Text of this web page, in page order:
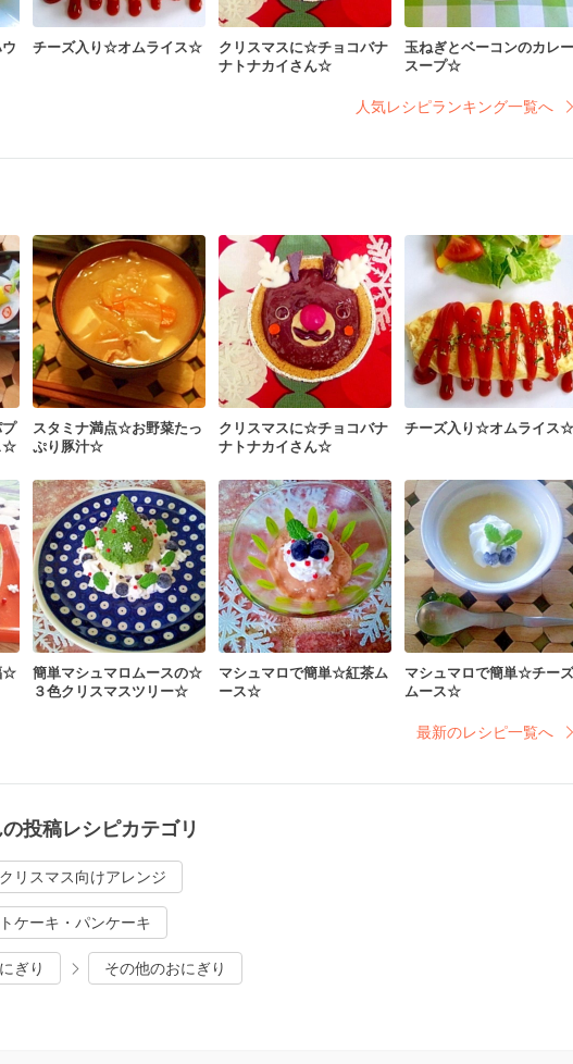
チーズ入り☆オムライス☆
クリスマスに☆チョコバナ
ナトナカイさん☆
玉ねぎとベーコンのカレー
スープ☆
人気レシピランキング一覧へ
☆
スタミナ満点☆お野菜たっ
ぷり豚汁☆
クリスマスに☆チョコバナ
ナトナカイさん☆
チーズ入り☆オムライス☆
☆
簡単マシュマロムースの☆
３色クリスマスツリー☆
マシュマロで簡単☆紅茶ム
ース☆
マシュマロで簡単☆チーズ
ムース☆
最新のレシピ一覧へ
投稿レシピカテゴリ
クリスマス向けアレンジ
ケーキ・パンケーキ
ぎり その他のおにぎり